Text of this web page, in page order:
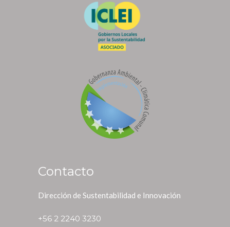
Contacto
Dirección de Sustentabilidad e Innovación
+56 2 2240 3230